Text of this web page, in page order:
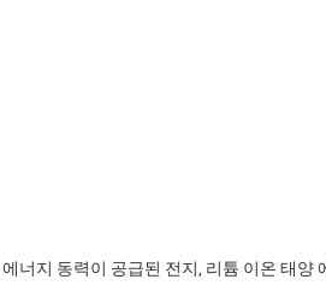
너지 동력이 공급된 전지, 리튬 이온 태양